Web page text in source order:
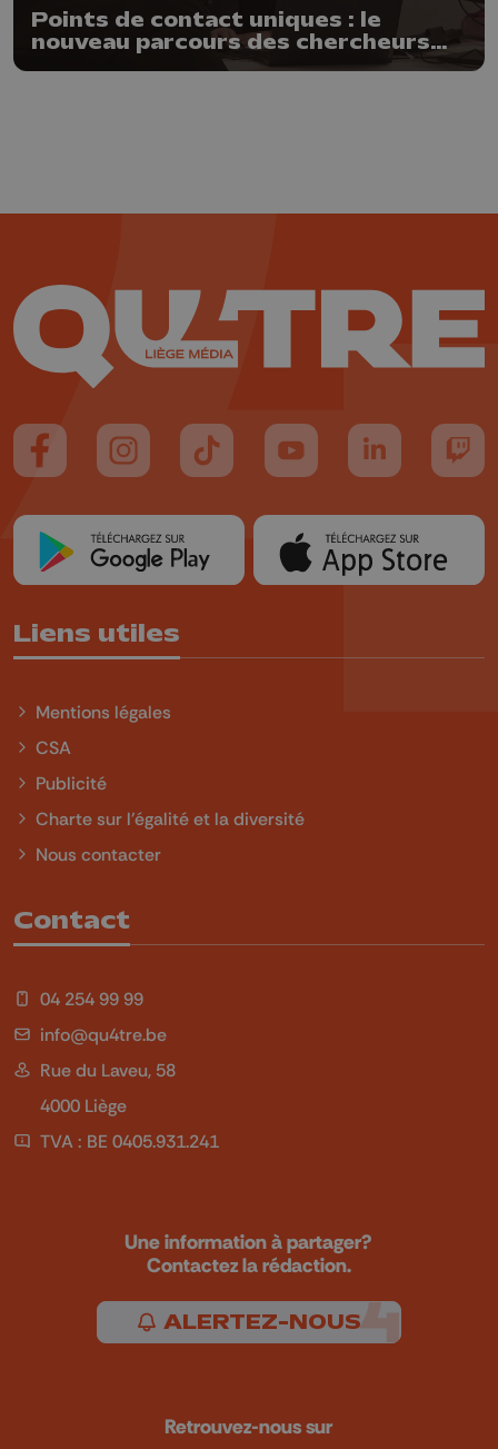
Points de contact uniques : le
nouveau parcours des chercheurs
d’emplois wallons
Suivez-nous sur FaceBook
Suivez-nous sur Instagram
Suivez-nous sur TikTok
Suivez-nous sur YouTube
Suivez-nous
Liens utiles
Mentions légales
CSA
Publicité
Charte sur l'égalité et la diversité
Nous contacter
Contact
04 254 99 99
info@qu4tre.be
Rue du Laveu, 58
4000 Liège
TVA : BE 0405.931.241
Une information à partager?
Contactez la rédaction.
ALERTEZ-NOUS
Retrouvez-nous sur